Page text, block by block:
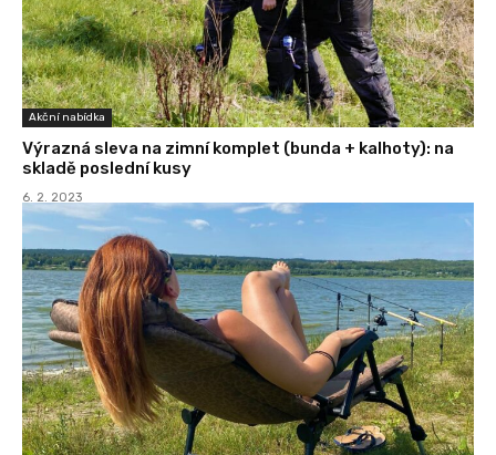
Akční nabídka
Výrazná sleva na zimní komplet (bunda + kalhoty): na
skladě poslední kusy
6. 2. 2023